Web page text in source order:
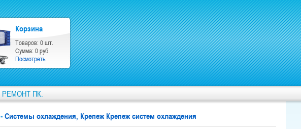
Корзина
Товаров: 0 шт.
Сумма: 0 руб.
Посмотреть
РЕМОНТ ПК.
- Системы охлаждения, Крепеж Крепеж систем охлаждения